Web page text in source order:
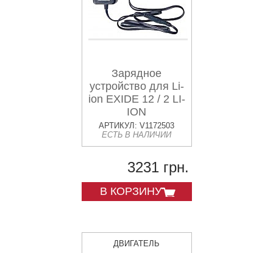
Зарядное
устройство для Li-
ion EXIDE 12 / 2 LI-
ION
АРТИКУЛ: V1172503
ЕСТЬ В НАЛИЧИИ
3231 грн.
В КОРЗИНУ
ДВИГАТЕЛЬ